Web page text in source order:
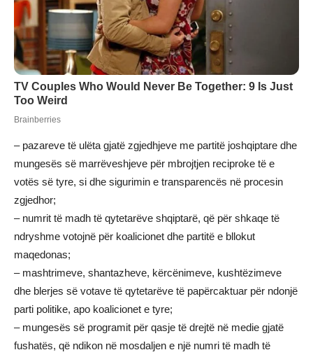
– pazareve të ulëta gjatë zgjedhjeve me partitë joshqiptare dhe
mungesës së marrëveshjeve për mbrojtjen reciproke të e
votës së tyre, si dhe sigurimin e transparencës në procesin
zgjedhor;
– numrit të madh të qytetarëve shqiptarë, që për shkaqe të
ndryshme votojnë për koalicionet dhe partitë e bllokut
maqedonas;
– mashtrimeve, shantazheve, kërcënimeve, kushtëzimeve
dhe blerjes së votave të qytetarëve të papërcaktuar për ndonjë
parti politike, apo koalicionet e tyre;
– mungesës së programit për qasje të drejtë në medie gjatë
fushatës, që ndikon në mosdaljen e një numri të madh të